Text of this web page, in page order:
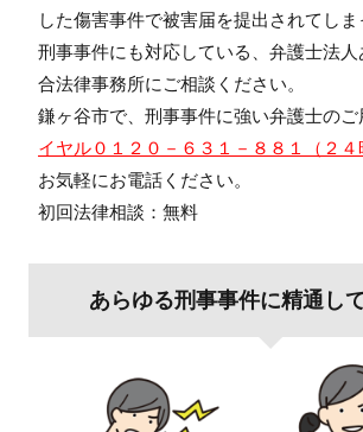
した傷害事件で被害届を提出されてし
刑事事件にも対応している、弁護士法
合法律事務所にご相談ください。
鎌ヶ谷市で、刑事事件に強い弁護士のご
イヤル０１２０－６３１－８８１（２４
お気軽にお電話ください。
初回法律相談：無料
あらゆる刑事事件に精通し